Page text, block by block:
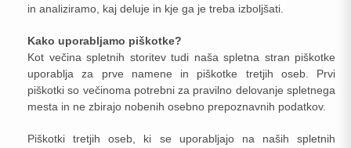
in analiziramo, kaj deluje in kje ga je treba izboljšati.
Kako uporabljamo piškotke?
Kot večina spletnih storitev tudi naša spletna stran piškotke
uporablja za prve namene in piškotke tretjih oseb. Prvi
piškotki so večinoma potrebni za pravilno delovanje spletnega
mesta in ne zbirajo nobenih osebno prepoznavnih podatkov.
Piškotki tretjih oseb, ki se uporabljajo na naših spletnih